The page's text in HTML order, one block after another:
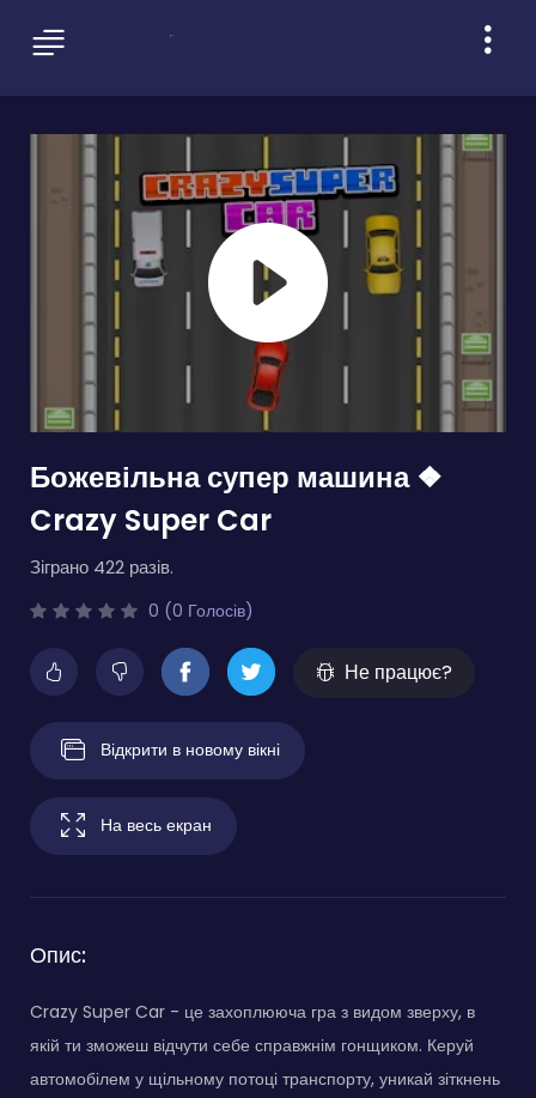
Божевільна супер машина ❖
Crazy Super Car
Зіграно 422 разів.
0 (0 Голосів)
Не працює?
Відкрити в новому вікні
На весь екран
Опис:
Crazy Super Car - це захоплююча гра з видом зверху, в
якій ти зможеш відчути себе справжнім гонщиком. Керуй
автомобілем у щільному потоці транспорту, уникай зіткнень